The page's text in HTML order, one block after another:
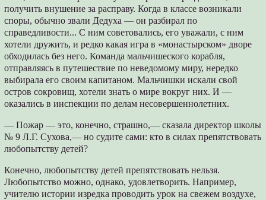
получить внушение за расправу. Когда в классе возникали
споры, обычно звали Дедуха — он разбирал по
справедливости... С ним советовались, его уважали, с ним
хотели дружить, и редко какая игра в «монастырском» дворе
обходилась без него. Команда мальчишеского корабля,
отправляясь в путешествие по неведомому миру, нередко
выбирала его своим капитаном. Мальчишки искали свой
остров сокровищ, хотели знать о мире вокруг них. И —
оказались в инспекции по делам несовершеннолетних.
— Пожар — это, конечно, страшно,— сказала директор школы
№ 9 Л.Г. Сухова,— но судите сами: кто в силах препятствовать
любопытству детей?
Конечно, любопытству детей препятствовать нельзя.
Любопытство можно, однако, удовлетворить. Например,
учителю истории изредка проводить урок на свежем воздухе,